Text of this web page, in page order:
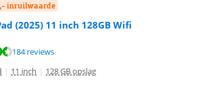
inruilwaarde
(2025) 11 inch 128GB Wifi
184 reviews
| 11 inch | 128 GB opslag